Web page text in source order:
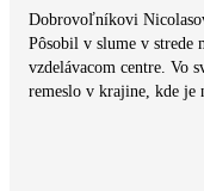
Dobrovoľníkovi
Pôsobil v slume v strede
vzdelávacom centre. Vo
remeslo v krajine, kde je